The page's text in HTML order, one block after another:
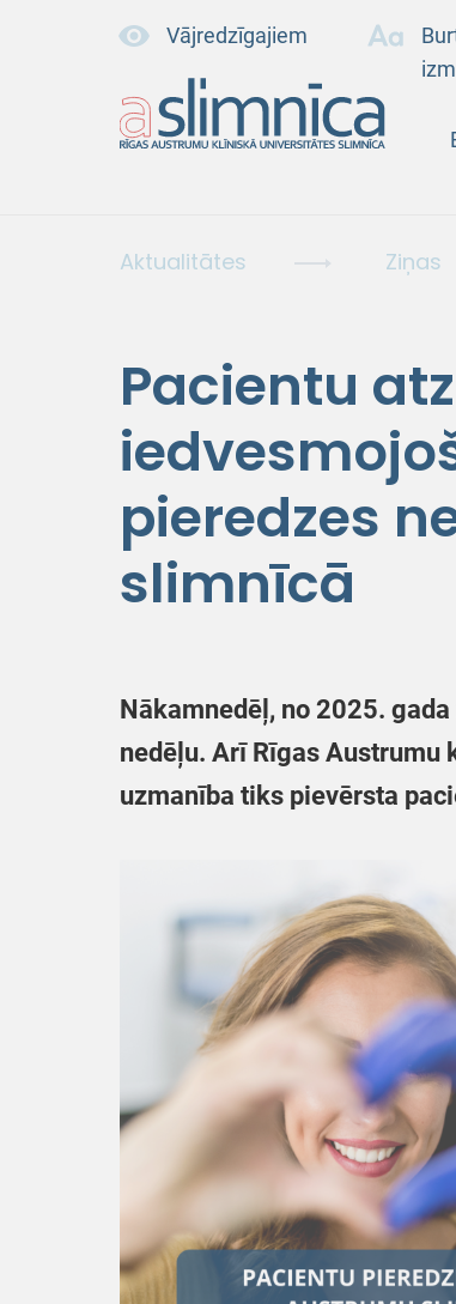
Vājredzīgajiem
Aktualitātes Ziņas
Pacientu
pieredzes
slimnīcā
Nākamnedēļ, no 2025.
nedēļu. Arī Rīgas
uzmanība tiks pievērsta